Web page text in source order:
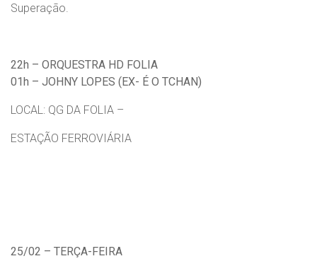
Superação.
22h – ORQUESTRA HD FOLIA
01h – JOHNY LOPES (EX- É O TCHAN)
LOCAL: QG DA FOLIA –
ESTAÇÃO FERROVIÁRIA
25/02 – TERÇA-FEIRA